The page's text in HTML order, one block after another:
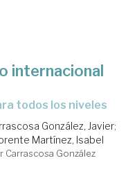
internacional
todos los niveles
González, Javier;
Martínez, Isabel
Carrascosa González